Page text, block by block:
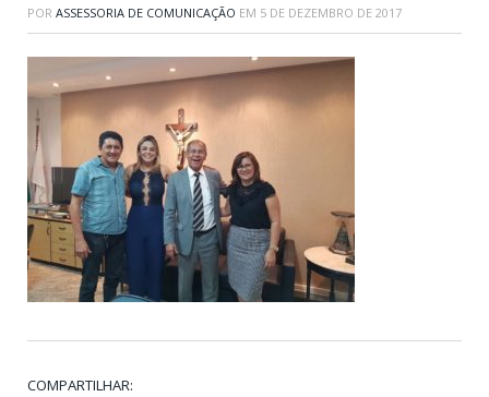
POR ASSESSORIA DE COMUNICAÇÃO EM 5 DE DEZEMBRO DE 2017
COMPARTILHAR: